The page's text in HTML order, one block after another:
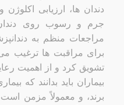
دندان ها، ارزیابی
جرم و رسوب روی
مراجعات منظم به
برای مراقبت ها ترغیب
تشویق کرد و از اهمیت
بیماران باید بدانند که
برند، و معمولاً مزمن